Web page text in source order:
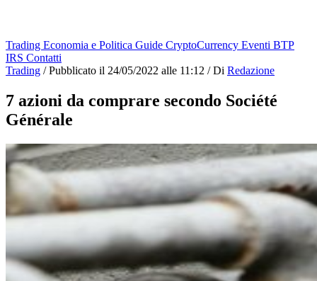
Trading Economia e Politica Guide CryptoCurrency Eventi BTP
IRS Contatti
Trading / Pubblicato il 24/05/2022 alle 11:12 / Di Redazione
7 azioni da comprare secondo Société
Générale